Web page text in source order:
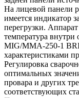
На лицевой панели
имеется индикатор
перегрузки.
температура внутри
MIG/ММА-250-1
характеристиками
Регулировка
оптимальных
провара и других
соответствующих